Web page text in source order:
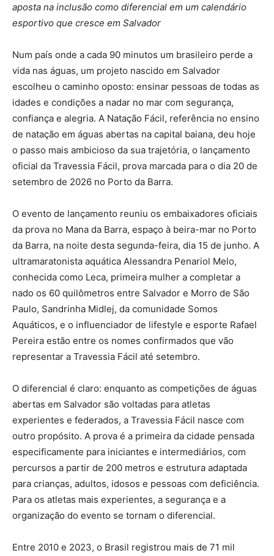
aposta na inclusão como diferencial em um calendário
esportivo que cresce em Salvador
Num país onde a cada 90 minutos um brasileiro perde a
vida nas águas, um projeto nascido em Salvador
escolheu o caminho oposto: ensinar pessoas de todas as
idades e condições a nadar no mar com segurança,
confiança e alegria. A Natação Fácil, referência no ensino
de natação em águas abertas na capital baiana, deu hoje
o passo mais ambicioso da sua trajetória, o lançamento
oficial da Travessia Fácil, prova marcada para o dia 20 de
setembro de 2026 no Porto da Barra.
O evento de lançamento reuniu os embaixadores oficiais
da prova no Mana da Barra, espaço à beira-mar no Porto
da Barra, na noite desta segunda-feira, dia 15 de junho. A
ultramaratonista aquática Alessandra Penariol Melo,
conhecida como Leca, primeira mulher a completar a
nado os 60 quilômetros entre Salvador e Morro de São
Paulo, Sandrinha Midlej, da comunidade Somos
Aquáticos, e o influenciador de lifestyle e esporte Rafael
Pereira estão entre os nomes confirmados que vão
representar a Travessia Fácil até setembro.
O diferencial é claro: enquanto as competições de águas
abertas em Salvador são voltadas para atletas
experientes e federados, a Travessia Fácil nasce com
outro propósito. A prova é a primeira da cidade pensada
especificamente para iniciantes e intermediários, com
percursos a partir de 200 metros e estrutura adaptada
para crianças, adultos, idosos e pessoas com deficiência.
Para os atletas mais experientes, a segurança e a
organização do evento se tornam o diferencial.
Entre 2010 e 2023, o Brasil registrou mais de 71 mil